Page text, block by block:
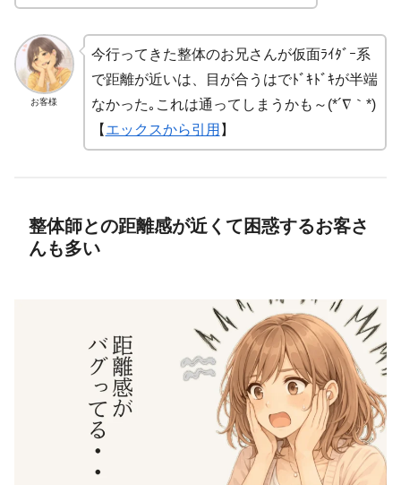
お客様
今行ってきた整体のお兄さんが仮面ﾗｲﾀﾞｰ系
で距離が近いは、目が合うはでﾄﾞｷﾄﾞｷが半端
なかった｡これは通ってしまうかも～(*´∇｀*)
【 エックスから引用 】
整体師との距離感が近くて困惑するお客さ
んも多い